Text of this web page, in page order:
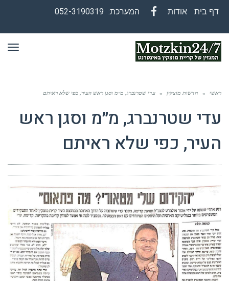
דף בית
אודות
המערכת: 052-3190319
ראשי » חדשות מוצקין » עדי שטרנברג, מ״מ וסגן ראש העיר, כפי שלא ראיתם
עדי שטרנברג, מ״מ וסגן ראש
העיר, כפי שלא ראיתם